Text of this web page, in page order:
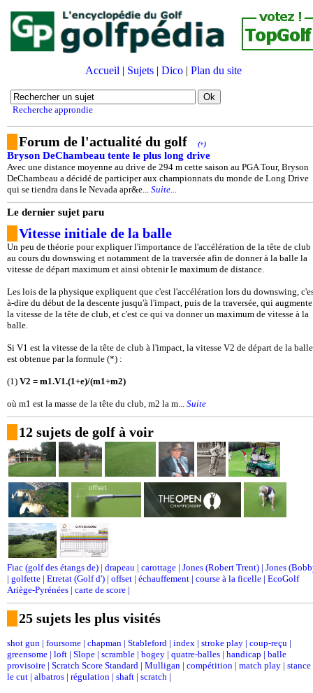
Accueil | Sujets | Dico | Plan du site
Recherche approndie
Forum de l'actualité du golf (+)
Bryson DeChambeau tente le plus long drive
Avec une distance moyenne au drive de 294 m cette saison au PGA Tour, Bryson
DeChambeau a décidé de participer aux championnats du monde de Long Drive
qui se tiendra dans le Nevada apr&e... Suite...
Le dernier sujet paru
Vitesse initiale de la balle
Un peu de théorie pour expliquer l'importance de l'accélération de la tête de club
au cours du downswing et notamment de la traversée afin de donner à la balle la
vitesse de départ maximum et ainsi obtenir le maximum de distance.
Les lois de la physique expliquent que c'est l'accélération lors du downswing,
à-dire du début de la descente jusqu'à l'impact, puis de la traversée, qui augmente
la vitesse de la tête de club, et c'est ce qui va donner un maximum de vitesse à la
balle.
Si V1 est la vitesse de la tête de club à l'impact, la vitesse V2 de départ de la balle
est obtenue par la formule (*) :
(1) V2 = m1.V1.(1+e)/(m1+m2)
où m1 est la masse de la tête du club, m2 la m... Suite
12 sujets de golf à voir
Fiac (golf des étangs de) | drapeau | carottage | Jones (Robert Trent) | Jones
| golfette | Etretat (Golf d') | offset | échauffement | course à la ficelle | EcoGolf
Ariège-Pyrénées | carte de score |
25 sujets les plus visités
shot gun | foursome | chapman | Stableford | index | stroke play | coup-reçu |
greensome | loft | Slope | scramble | bogey | quatre-balles | handicap | balle
provisoire | Scratch Score Standard | Mulligan | compétition | match play | stance
le cut | albatros | régulation | shaft | scratch |